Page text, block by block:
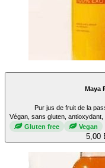
Maya
Pur jus de fruit de la
Végan, sans gluten, antioxydant,
Gluten free
Vegan
5,00